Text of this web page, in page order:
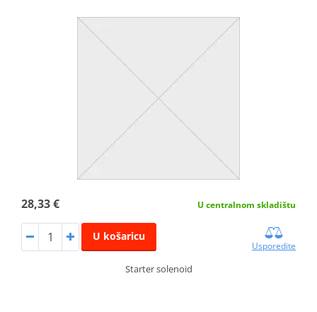
28,33 € U centralnom skladištu
U košaricu
Usporedite
Starter solenoid